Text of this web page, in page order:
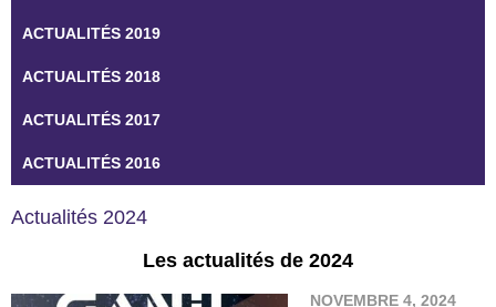
ACTUALITÉS 2019
ACTUALITÉS 2018
ACTUALITÉS 2017
ACTUALITÉS 2016
Actualités 2024
Les actualités de 2024
NOVEMBRE 4, 2024